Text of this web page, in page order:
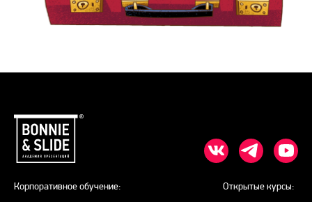
Корпоративное обучение: Открытые курсы: